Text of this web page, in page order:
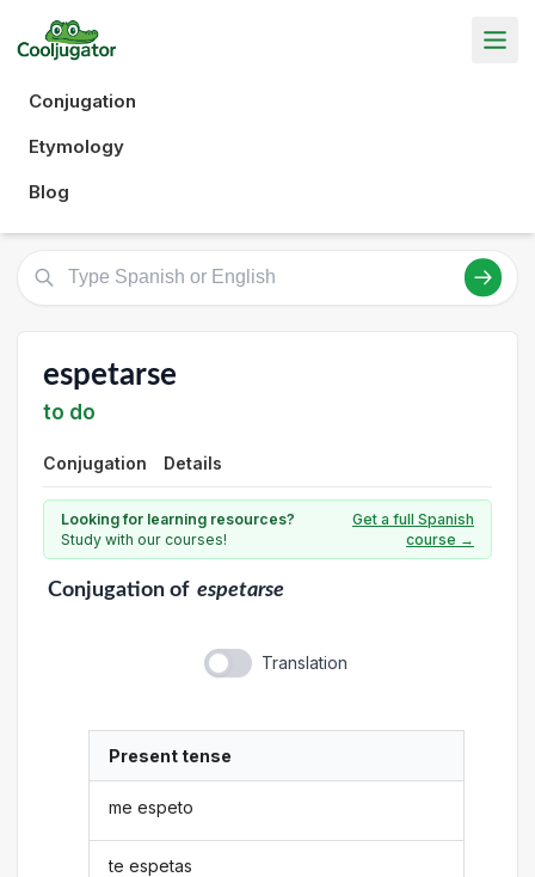
Conjugation
Etymology
Blog
espetarse
to do
Conjugation Details
Looking for learning resources?
Study with our courses!
Get a full Spanish
course →
Conjugationof espetarse
Translation
Present tense
me espeto
te espetas